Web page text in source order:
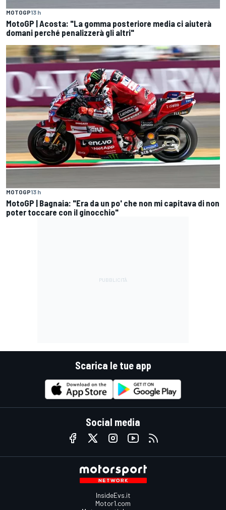
MOTOGP13 h
MotoGP | Acosta: "La gomma posteriore media ci aiuterà
domani perché penalizzerà gli altri"
MOTOGP13 h
MotoGP | Bagnaia: "Era da un po' che non mi capitava di non
poter toccare con il ginocchio"
Scarica le tue app
Social media
InsideEvs.it
Motor1.com